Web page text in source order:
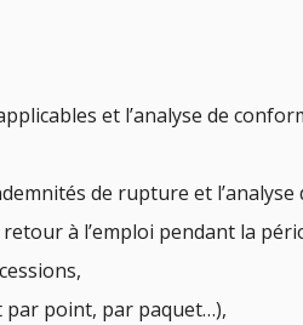
et l’analyse de
de rupture et
à l’emploi pendant la
par point, par paquet…),